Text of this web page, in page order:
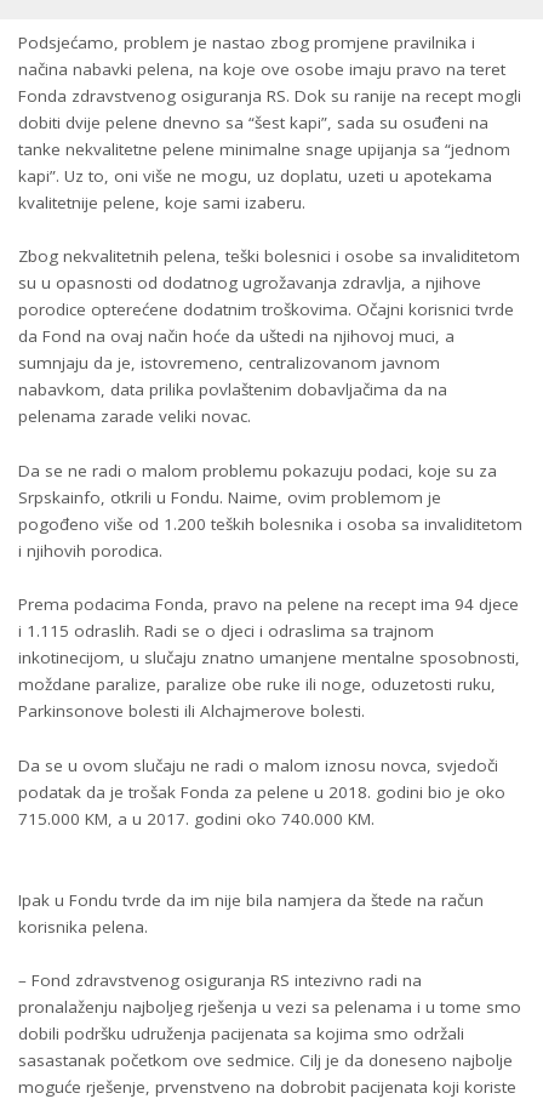
Podsjećamo, problem je nastao zbog promjene pravilnika i
načina nabavki pelena, na koje ove osobe imaju pravo na teret
Fonda zdravstvenog osiguranja RS. Dok su ranije na recept mogli
dobiti dvije pelene dnevno sa “šest kapi”, sada su osuđeni na
tanke nekvalitetne pelene minimalne snage upijanja sa “jednom
kapi”. Uz to, oni više ne mogu, uz doplatu, uzeti u apotekama
kvalitetnije pelene, koje sami izaberu.
Zbog nekvalitetnih pelena, teški bolesnici i osobe sa invaliditetom
su u opasnosti od dodatnog ugrožavanja zdravlja, a njihove
porodice opterećene dodatnim troškovima. Očajni korisnici tvrde
da Fond na ovaj način hoće da uštedi na njihovoj muci, a
sumnjaju da je, istovremeno, centralizovanom javnom
nabavkom, data prilika povlaštenim dobavljačima da na
pelenama zarade veliki novac.
Da se ne radi o malom problemu pokazuju podaci, koje su za
Srpskainfo, otkrili u Fondu. Naime, ovim problemom je
pogođeno više od 1.200 teških bolesnika i osoba sa invaliditetom
i njihovih porodica.
Prema podacima Fonda, pravo na pelene na recept ima 94 djece
i 1.115 odraslih. Radi se o djeci i odraslima sa trajnom
inkotinecijom, u slučaju znatno umanjene mentalne sposobnosti,
moždane paralize, paralize obe ruke ili noge, oduzetosti ruku,
Parkinsonove bolesti ili Alchajmerove bolesti.
Da se u ovom slučaju ne radi o malom iznosu novca, svjedoči
podatak da je trošak Fonda za pelene u 2018. godini bio je oko
715.000 KM, a u 2017. godini oko 740.000 KM.
Ipak u Fondu tvrde da im nije bila namjera da štede na račun
korisnika pelena.
– Fond zdravstvenog osiguranja RS intezivno radi na
pronalaženju najboljeg rješenja u vezi sa pelenama i u tome smo
dobili podršku udruženja pacijenata sa kojima smo održali
sasastanak početkom ove sedmice. Cilj je da doneseno najbolje
moguće rješenje, prvenstveno na dobrobit pacijenata koji koriste